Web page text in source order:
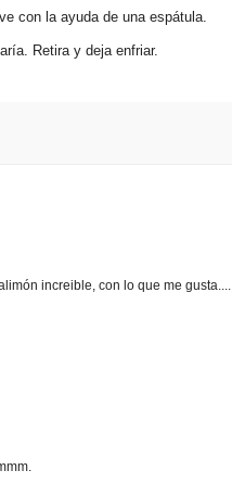
con la ayuda de una espátula.
Retira y deja enfriar.
increible, con lo que me gusta....